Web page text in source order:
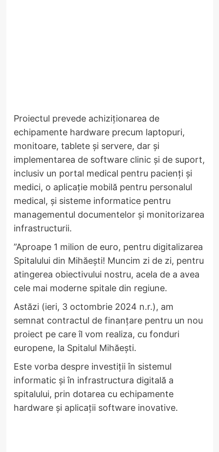
Proiectul prevede achiziționarea de
echipamente hardware precum laptopuri,
monitoare, tablete și servere, dar și
implementarea de software clinic și de suport,
inclusiv un portal medical pentru pacienți și
medici, o aplicație mobilă pentru personalul
medical, și sisteme informatice pentru
managementul documentelor și monitorizarea
infrastructurii.
”Aproape 1 milion de euro, pentru digitalizarea
Spitalului din Mihăești! Muncim zi de zi, pentru
atingerea obiectivului nostru, acela de a avea
cele mai moderne spitale din regiune.
Astăzi (ieri, 3 octombrie 2024 n.r.), am
semnat contractul de finanțare pentru un nou
proiect pe care îl vom realiza, cu fonduri
europene, la Spitalul Mihăești.
Este vorba despre investiții în sistemul
informatic și în infrastructura digitală a
spitalului, prin dotarea cu echipamente
hardware și aplicații software inovative.